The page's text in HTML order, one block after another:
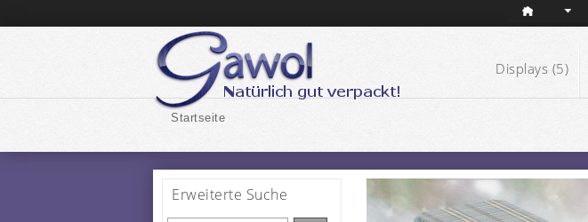
Displays (5)
Startseite
Erweiterte Suche